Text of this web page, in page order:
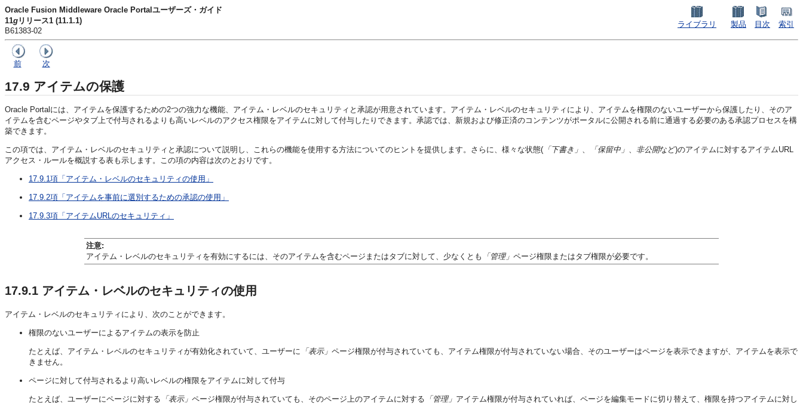
Oracle Fusion Middleware Oracle Portalユーザーズ・ガイド
11g リリース1 (11.1.1)
B61383-02
ライブラリ 製品 目次 索引
前 次
17.9 アイテムの保護
Oracle Portalには、アイテムを保護するための2つの強力な機能、アイテム・レベルのセキュリティと承認が用意されています。アイテム・レベルのセキュリティにより、アイテムを権限のないユーザーから保護したり、そのア
イテムを含むページやタブ上で付与されるよりも高いレベルのアクセス権限をアイテムに対して付与したりできます。承認では、新規および修正済のコンテンツがポータルに公開される前に通過する必要のある承認プロセスを構
築できます。
この項では、アイテム・レベルのセキュリティと承認について説明し、これらの機能を使用する方法についてのヒントを提供します。さらに、様々な状態( 「下書き」 「保留中」 非公開など)のアイテムに対するアイテムURL
アクセス・ルールを概説する表も示します。この項の内容は次のとおりです。
17.9.1項「アイテム・レベルのセキュリティの使用」
17.9.2項「アイテムを事前に選別するための承認の使用」
17.9.3項「アイテムURLのセキュリティ」
注意:
アイテム・レベルのセキュリティを有効にするには、そのアイテムを含むページまたはタブに対して、少なくとも
「管理」 ページ権限またはタブ権限が必要です。
17.9.1 アイテム・レベルのセキュリティの使用
アイテム・レベルのセキュリティにより、次のことができます。
権限のないユーザーによるアイテムの表示を防止
たとえば、アイテム・レベルのセキュリティが有効化されていて、ユーザーに 「表示」 ページ権限が付与されていても、アイテム権限が付与されていない場合、そのユーザーはページを表示できますが、アイテムを表示で
きません。
ページに対して付与されるより高いレベルの権限をアイテムに対して付与
たとえば、ユーザーにページに対する 「表示」 ページ権限が付与されていても、そのページ上のアイテムに対する 「管理」 アイテム権限が付与されていれば、ページを編集モードに切り替えて、権限を持つアイテムに対し